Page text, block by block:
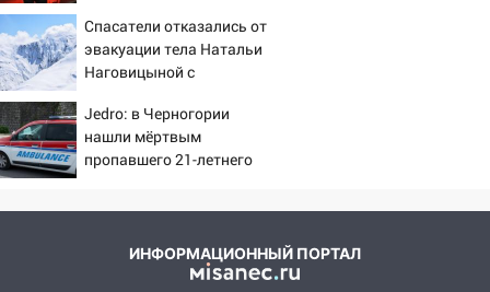
08:27
Ульяновская полиция получила
один из шести уникальных автомобилей
в России
07:02
Жара отступит: какой будет
погода в Ульяновске днем 5 августа
06:10
Мертвеца выкопали, посадили в
мешок и попытались утопить в Волге
Бондарчука и Исаковой
Спасатели отказались от
эвакуации тела Натальи
Наговицыной с
Jedro: в Черногории
нашли мёртвым
пропавшего 21-летнего
ИНФОРМАЦИОННЫЙ ПОРТАЛ